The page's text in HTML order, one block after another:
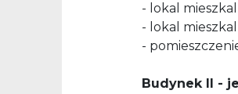
- lokal
- lokal
-
Budynek II -